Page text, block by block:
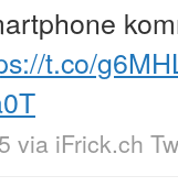
t.co/
via iFrick.ch